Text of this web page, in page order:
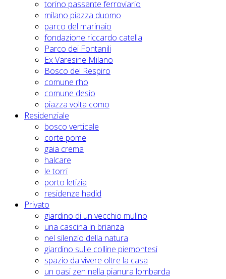
torino passante ferroviario
milano piazza duomo
parco del marinaio
fondazione riccardo catella
Parco dei Fontanili
Ex Varesine Milano
Bosco del Respiro
comune rho
comune desio
piazza volta como
Residenziale
bosco verticale
corte pome
gaia crema
halcare
le torri
porto letizia
residenze hadid
Privato
giardino di un vecchio mulino
una cascina in brianza
nel silenzio della natura
giardino sulle colline piemontesi
spazio da vivere oltre la casa
un oasi zen nella pianura lombarda